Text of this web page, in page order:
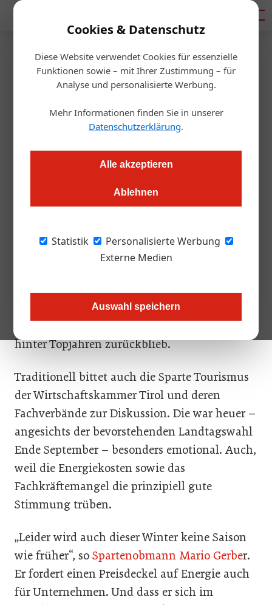
Cookies & Datenschutz
Diese Website verwendet Cookies für essenzielle
Funktionen sowie – mit Ihrer Zustimmung – für
Analyse und personalisierte Werbung.
Mehr Informationen finden Sie in unserer
Datenschutzerklärung.
Alle akzeptieren
Ablehnen
Statistik
Personalisierte Werbung
Externe Medien
Auswahl speichern
Startseite/Gastro & Hotel
Fafga: Gute Stimmung, einige
Forderungen
Die Fafga – Alpine Superior in Innsbruck ist nach zwei Jahren
Pause zurückgekehrt. Am traditionellen Tourismustag
Forderungen.
Fafga in Innsbruck wieder statt (bis zum
22.September). Ein wichtiges Signal für die
hinter Topjahren zurückblieb.
Traditionell bittet auch die Sparte Tourismus
der Wirtschaftskammer Tirol und deren
Fachverbände zur Diskussion. Die war heuer –
angesichts der bevorstehenden Landtagswahl
Ende September – besonders emotional. Auch,
weil die Energiekosten sowie das
Fachkräftemangel die prinzipiell gute
Stimmung trüben.
„Leider wird auch dieser Winter keine Saison
wie früher“, so Spartenobmann Mario Gerber.
Er fordert einen Preisdeckel auf Energie auch
für Unternehmen. Und dass er sich im